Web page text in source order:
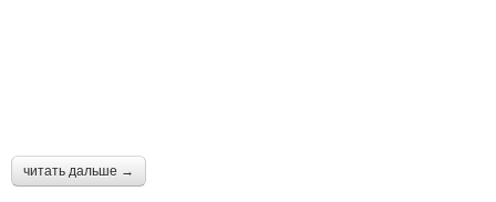
читать дальше →